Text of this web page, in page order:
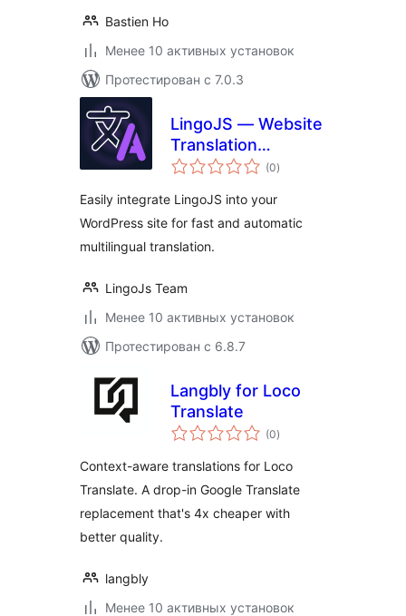
Bastien Ho
Менее 10 активных установок
Протестирован с 7.0.3
LingoJS — Website
Translation
Integration
(0общий
рейтинг
)
Easily integrate LingoJS into your
WordPress site for fast and automatic
multilingual translation.
LingoJs Team
Менее 10 активных установок
Протестирован с 6.8.7
Langbly for Loco
Translate
(0общий
рейтинг
)
Context-aware translations for Loco
Translate. A drop-in Google Translate
replacement that's 4x cheaper with
better quality.
langbly
Менее 10 активных установок